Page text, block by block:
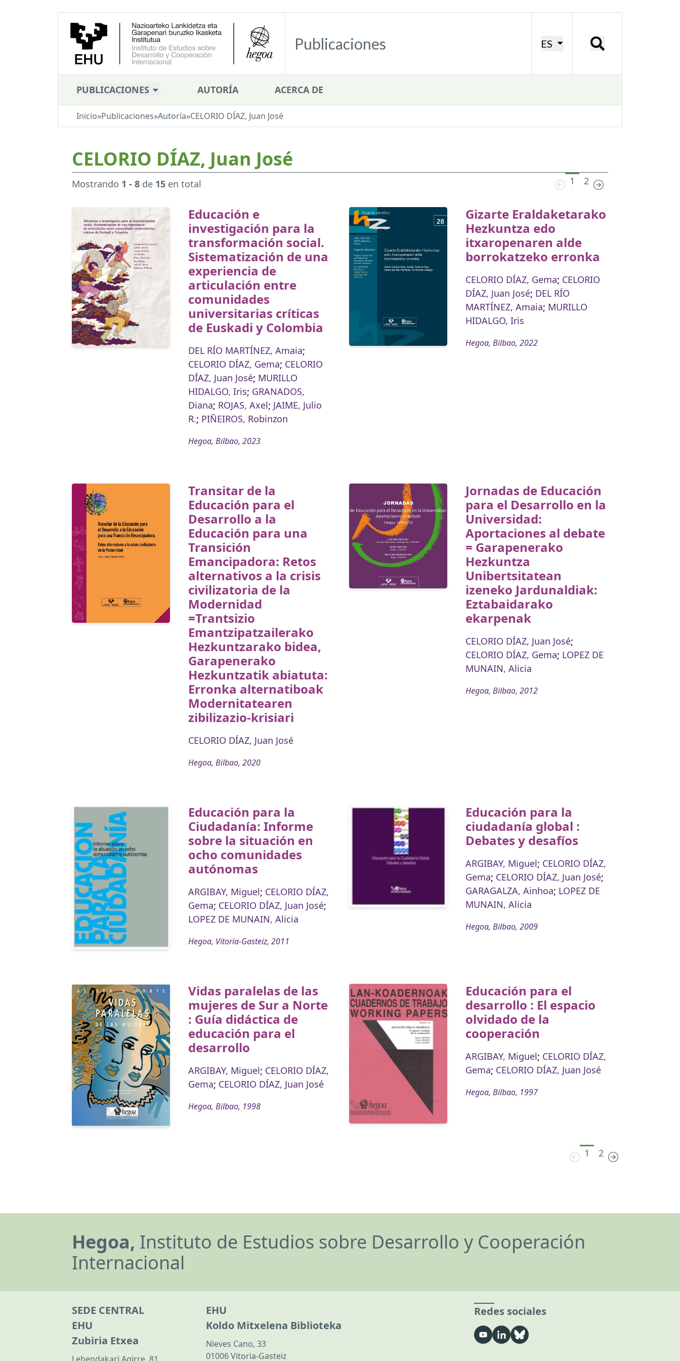
Publicaciones ES
PUBLICACIONES AUTORÍA ACERCA DE
Inicio»Publicaciones»Autoría»CELORIO DÍAZ, Juan José
CELORIO DÍAZ, Juan José
Mostrando 1 - 8 de 15 en total 1 2
Educación e
investigación para la
transformación social.
Sistematización de una
experiencia de
articulación entre
comunidades
universitarias críticas
de Euskadi y Colombia
DEL RÍO MARTÍNEZ, Amaia;
CELORIO DÍAZ, Gema; CELORIO
DÍAZ, Juan José; MURILLO
HIDALGO, Iris; GRANADOS,
Diana; ROJAS, Axel; JAIME, Julio
R.; PIÑEIROS, Robinzon
Hegoa, Bilbao, 2023
Gizarte Eraldaketarako
Hezkuntza edo
itxaropenaren alde
borrokatzeko erronka
CELORIO DÍAZ, Gema; CELORIO
DÍAZ, Juan José; DEL RÍO
MARTÍNEZ, Amaia; MURILLO
HIDALGO, Iris
Hegoa, Bilbao, 2022
Transitar de la
Educación para el
Desarrollo a la
Educación para una
Transición
Emancipadora: Retos
alternativos a la crisis
civilizatoria de la
Modernidad
=Trantsizio
Emantzipatzailerako
Hezkuntzarako bidea,
Garapenerako
Hezkuntzatik abiatuta:
Erronka alternatiboak
Modernitatearen
zibilizazio-krisiari
CELORIO DÍAZ, Juan José
Hegoa, Bilbao, 2020
Jornadas de Educación
para el Desarrollo en la
Universidad:
Aportaciones al debate
= Garapenerako
Hezkuntza
Unibertsitatean
izeneko Jardunaldiak:
Eztabaidarako
ekarpenak
CELORIO DÍAZ, Juan José;
CELORIO DÍAZ, Gema; LOPEZ DE
MUNAIN, Alicia
Hegoa, Bilbao, 2012
Educación para la
Ciudadanía: Informe
sobre la situación en
ocho comunidades
autónomas
ARGIBAY, Miguel; CELORIO DÍAZ,
Gema; CELORIO DÍAZ, Juan José;
LOPEZ DE MUNAIN, Alicia
Hegoa, Vitoria-Gasteiz, 2011
Educación para la
ciudadanía global :
Debates y desafíos
ARGIBAY, Miguel; CELORIO DÍAZ,
Gema; CELORIO DÍAZ, Juan José;
GARAGALZA, Ainhoa; LOPEZ DE
MUNAIN, Alicia
Hegoa, Bilbao, 2009
Vidas paralelas de las
mujeres de Sur a Norte
: Guía didáctica de
educación para el
desarrollo
ARGIBAY, Miguel; CELORIO DÍAZ,
Gema; CELORIO DÍAZ, Juan José
Hegoa, Bilbao, 1998
Educación para el
desarrollo : El espacio
olvidado de la
cooperación
ARGIBAY, Miguel; CELORIO DÍAZ,
Gema; CELORIO DÍAZ, Juan José
Hegoa, Bilbao, 1997
1 2
Hegoa, Instituto de Estudios sobre Desarrollo y Cooperación
Internacional
SEDE CENTRAL
EHU
Zubiria Etxea
EHU
Koldo Mitxelena Biblioteka
Nieves Cano, 33
01006 Vitoria-Gasteiz
Redes sociales